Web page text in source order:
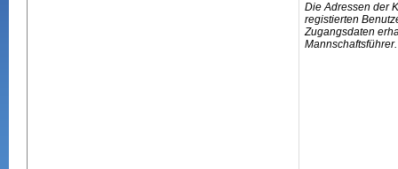
Die Adressen der
registierten
Zugangsdaten
Mannschaftsführer.